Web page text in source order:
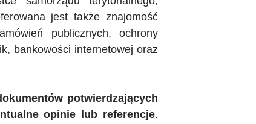
jest także znajomość
publicznych, ochrony
bankowości internetowej oraz
potwierdzających
opinie lub referencje.